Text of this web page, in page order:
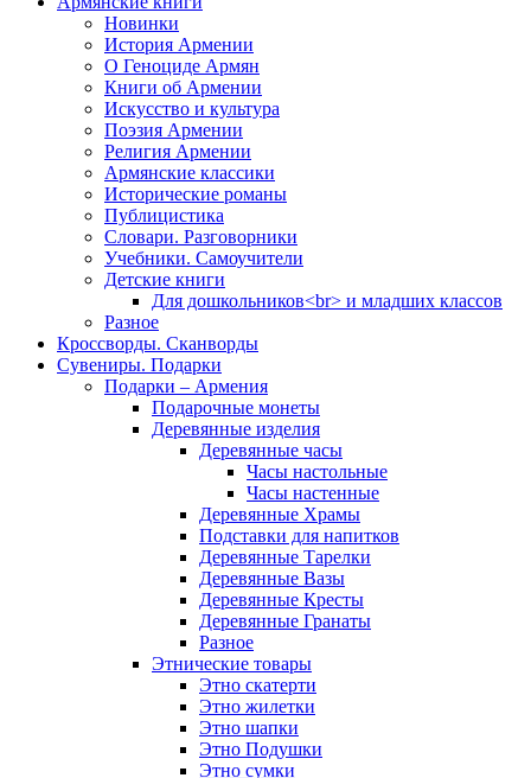
Новинки
История Армении
О Геноциде Армян
Книги об Армении
Иcкусство и культура
Поэзия Армении
Религия Армении
Армянские классики
Исторические романы
Публицистика
Словари. Разговорники
Учебники. Самоучители
Детские книги
Для дошкольников<br> и младших классов
Разное
Кроссворды. Сканворды
Сувениры. Подарки
Подарки – Армения
Подарочные монеты
Деревянные изделия
Деревянные часы
Часы настольные
Часы настенные
Деревянные Храмы
Подставки для напитков
Деревянные Тарелки
Деревянные Вазы
Деревянные Кресты
Деревянные Гранаты
Разное
Этнические товары
Этно скатерти
Этно жилетки
Этно шапки
Этно Подушки
Этно сумки